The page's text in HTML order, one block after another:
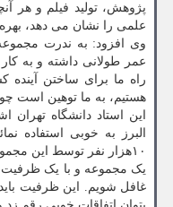
پژوهش، تولید فیلم و هر
علمی را نشان می دهد،
وی افزود: به ندرت مجموعه
عمر طولانی داشته و به کار
راه ما برای ساختن آینده
هستیم، به ما توهین است
البرز به خوبی استفاده
۱۰هزار نفر توسط این
یک مجموعه و با یک ظرفیت
غافل شویم. این ظرفیت